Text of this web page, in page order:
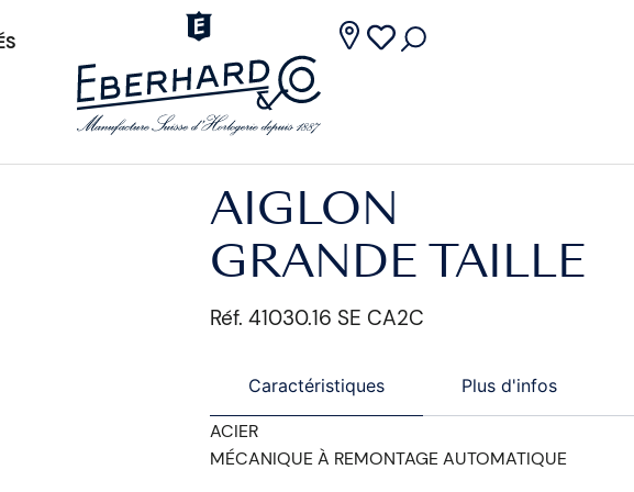
AIGLON
GRANDE TAILLE
Réf. 41030.16 SE CA2C
Caractéristiques Plus d'infos
ACIER
MÉCANIQUE À REMONTAGE AUTOMATIQUE